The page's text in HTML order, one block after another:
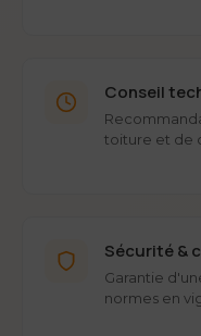
Conseil
toiture et de
Sécurité &
Garantie
normes en